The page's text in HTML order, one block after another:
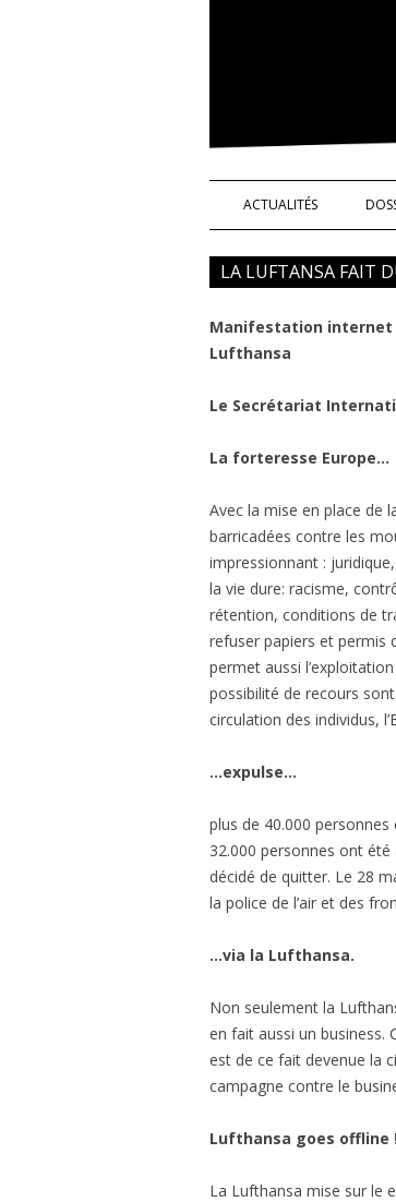
Syndicat
ACTUALITÉS
LA LUFTANSA FAIT
Manifestation internet
Lufthansa
Le Secrétariat
La forteresse Europe…
Avec la mise en place de
barricadées contre les
impressionnant :
la vie dure: racisme,
rétention, conditions de
refuser papiers et permis
permet aussi
possibilité de recours
circulation des individus,
…expulse…
plus de 40.000
32.000 personnes ont été
décidé de quitter. Le 28
la police de l’air et des
…via la Lufthansa.
Non seulement la
en fait aussi un business.
est de ce fait devenue la
campagne contre le
Lufthansa goes offline
La Lufthansa mise sur le